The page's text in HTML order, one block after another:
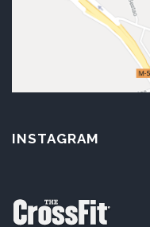
INSTAGRAM